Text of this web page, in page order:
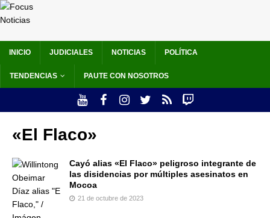
INICIO JUDICIALES NOTICIAS POLÍTICA
TENDENCIAS PAUTE CON NOSOTROS
«El Flaco»
Cayó alias «El Flaco» peligroso integrante de
las disidencias por múltiples asesinatos en
Mocoa
21 de octubre de 2023